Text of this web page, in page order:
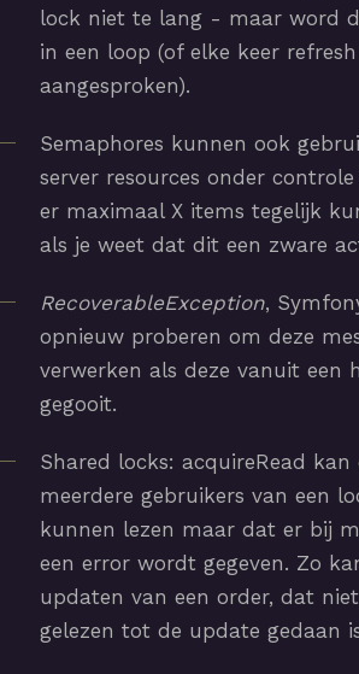
lock niet te lang - maar word
in een loop (of elke keer
aangesproken).
Semaphores kunnen ook
server resources onder
er maximaal X items tegelijk
als je weet dat dit een zware
RecoverableException,
opnieuw proberen om deze
verwerken als deze vanuit een
gegooit.
Shared locks: acquireRead
meerdere gebruikers van een
kunnen lezen maar dat er bij
een error wordt gegeven. Zo
updaten van een order, dat
gelezen tot de update gedaan